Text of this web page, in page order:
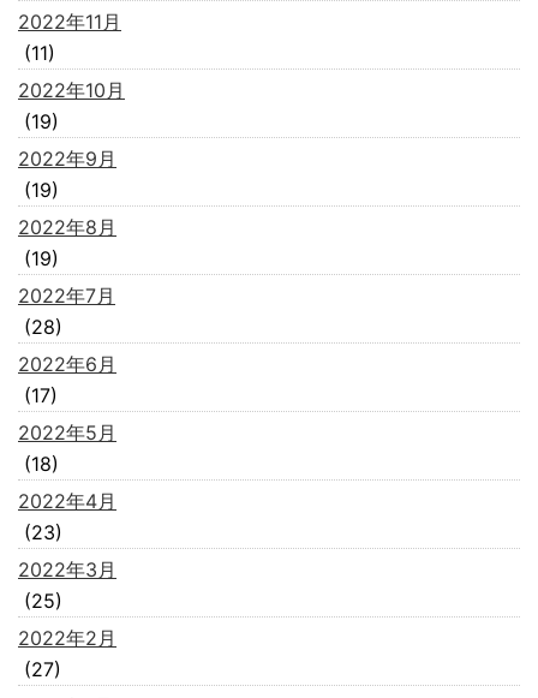
2022年11月
(11)
2022年10月
(19)
2022年9月
(19)
2022年8月
(19)
2022年7月
(28)
2022年6月
(17)
2022年5月
(18)
2022年4月
(23)
2022年3月
(25)
2022年2月
(27)